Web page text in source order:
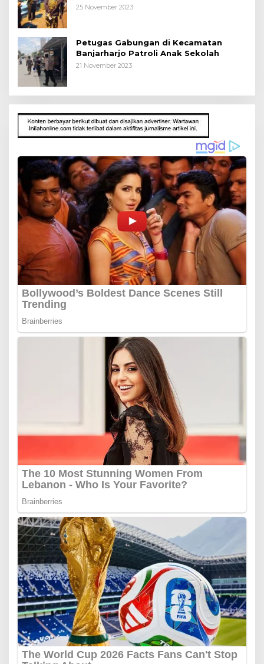
25 November 2023
Petugas Gabungan di Kecamatan
Banjarharjo Patroli Anak Sekolah
21 November 2023